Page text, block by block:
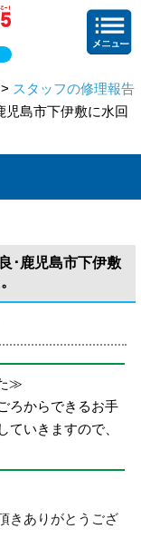
> スタッフの修理報告
児島市下伊敷に水回
･鹿児島市下伊敷
≫
ろからできるお手
ていきますので、
きありがとうござ